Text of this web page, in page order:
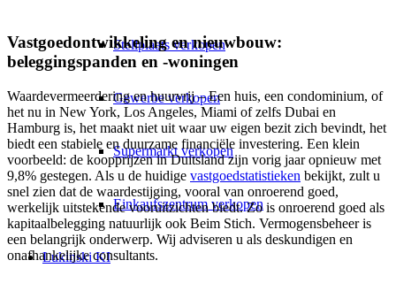
Stellplaats verkopen
Gewerbe verkopen
Supermarkt verkopen
Einkaufszentrum verkopen
Lukinski KI
Vastgoedontwikkeling en nieuwbouw:
beleggingspanden en -woningen
Waardevermeerdering en huurvrij – Een huis, een condominium, of
het nu in New York, Los Angeles, Miami of zelfs Dubai en
Hamburg is, het maakt niet uit waar uw eigen bezit zich bevindt, het
biedt een stabiele en duurzame financiële investering. Een klein
voorbeeld: de koopprijzen in Duitsland zijn vorig jaar opnieuw met
9,8% gestegen. Als u de huidige vastgoedstatistieken bekijkt, zult u
snel zien dat de waardestijging, vooral van onroerend goed,
werkelijk uitstekende vooruitzichten biedt. Zo is onroerend goed als
kapitaalbelegging natuurlijk ook Beim Stich. Vermogensbeheer is
een belangrijk onderwerp. Wij adviseren u als deskundigen en
onafhankelijke consultants.